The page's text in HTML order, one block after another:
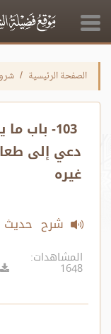
الصفحة الرئيسية
103- باب
دعي إلى
غيره
شرح حديث
النبي صلى
المشاهدات:
1648